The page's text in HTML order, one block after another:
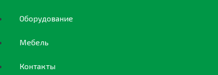
Оборудование
Мебель
Контакты